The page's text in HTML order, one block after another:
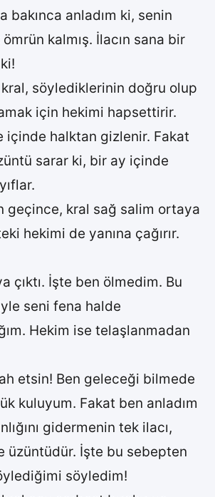
bakınca anladım ki, senin
kalmış. İlacın sana bir
söylediklerinin doğru olup
için hekimi hapsettirir.
içinde halktan gizlenir. Fakat
sarar ki, bir ay içinde
geçince, kral sağ salim ortaya
hekimi de yanına çağırır.
çıktı. İşte ben ölmedim. Bu
seni fena halde
Hekim ise telaşlanmadan
etsin! Ben geleceği bilmede
kuluyum. Fakat ben anladım
gidermenin tek ilacı,
üzüntüdür. İşte bu sebepten
söyledim!